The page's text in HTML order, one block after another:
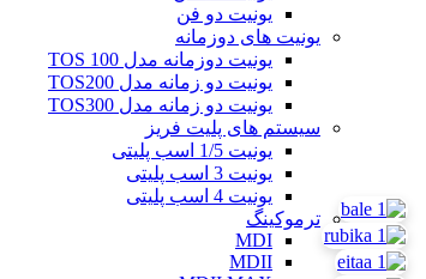
یونیت دو فن
یونیت های دوزمانه
یونیت دوزمانه مدل TOS 100
یونیت دو زمانه مدل TOS200
یونیت دو زمانه مدل TOS300
سیستم های پلیت فریز
یونیت 1/5 اسب پلیتی
یونیت 3 اسب پلیتی
یونیت 4 اسب پلیتی
ترموکینگ
MDI
MDII